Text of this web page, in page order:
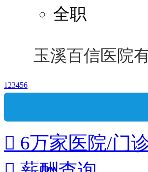
全职
玉溪百信医院
1 23456
 6万家医院/门